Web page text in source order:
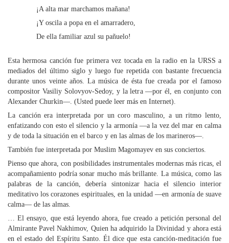
¡A alta mar marchamos mañana!
¡Y oscila a popa en el amarradero,
De ella familiar azul su pañuelo!
Esta hermosa canción fue primera vez tocada en la radio en la URSS a
mediados del último siglo y luego fue repetida con bastante frecuencia
durante unos veinte años. La música de ésta fue creada por el famoso
compositor Vasiliy Solovyov-Sedoy, y la letra —por él, en conjunto con
Alexander Churkin—. (Usted puede leer más en Internet).
La canción era interpretada por un coro masculino, a un ritmo lento,
enfatizando con esto el silencio y la armonía —a la vez del mar en calma
y de toda la situación en el barco y en las almas de los marineros—.
También fue interpretada por Muslim Magomayev en sus conciertos.
Pienso que ahora, con posibilidades instrumentales modernas más ricas, el
acompañamiento podría sonar mucho más brillante. La música, como las
palabras de la canción, debería sintonizar hacia el silencio interior
meditativo los corazones espirituales, en la unidad —en armonía de suave
calma— de las almas.
… El ensayo, que está leyendo ahora, fue creado a petición personal del
Almirante Pavel Nakhimov, Quien ha adquirido la Divinidad y ahora está
en el estado del Espíritu Santo. Él dice que esta canción-meditación fue